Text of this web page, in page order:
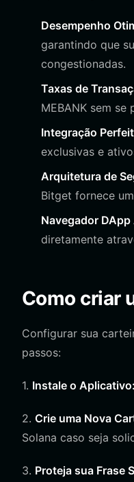
Desempenho
garantindo que
congestionadas.
Taxas de
MEBANK sem
Integração
exclusivas e
Arquitetura de
Bitget fornece
Navegador
diretamente
Como criar
Configurar sua
passos:
1. Instale o Aplicativo:
2. Crie uma Nova
Solana caso seja
3. Proteja sua Frase